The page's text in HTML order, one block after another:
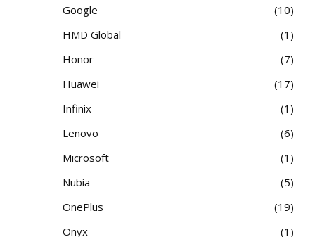
Google
10
HMD Global
1
Honor
7
Huawei
17
Infinix
1
Lenovo
6
Microsoft
1
Nubia
5
OnePlus
19
Onyx
1